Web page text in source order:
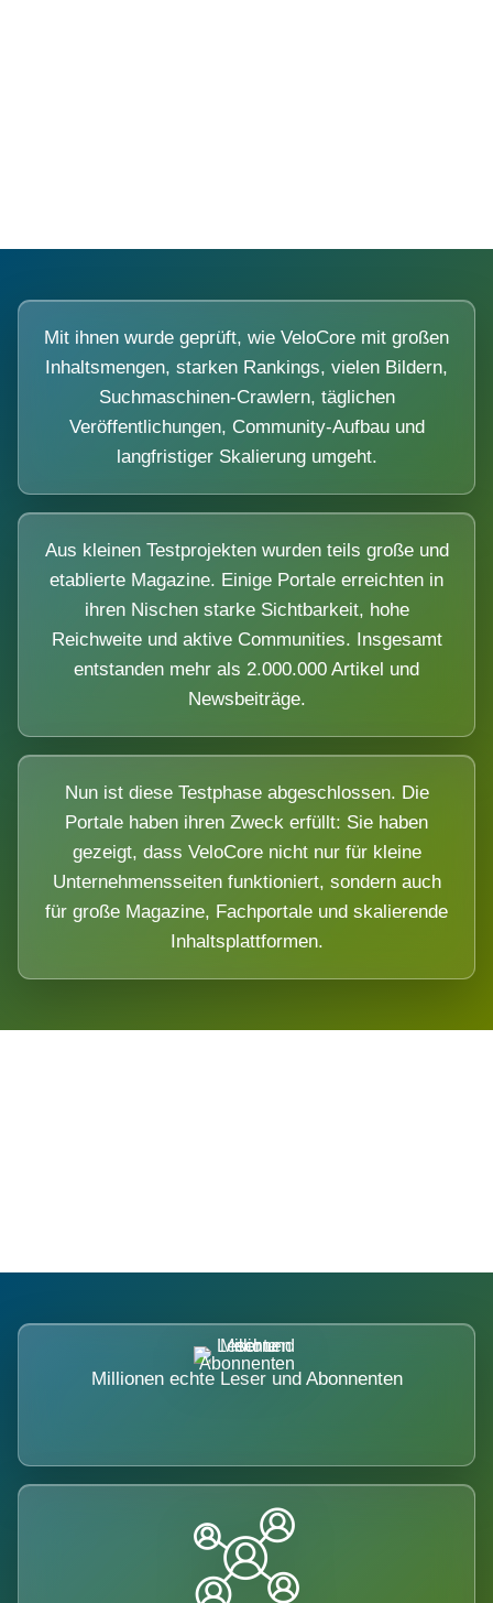
Mit ihnen wurde geprüft, wie VeloCore mit großen
Inhaltsmengen, starken Rankings, vielen Bildern,
Suchmaschinen-Crawlern, täglichen
Veröffentlichungen, Community-Aufbau und
langfristiger Skalierung umgeht.
Aus kleinen Testprojekten wurden teils große und
etablierte Magazine. Einige Portale erreichten in
ihren Nischen starke Sichtbarkeit, hohe
Reichweite und aktive Communities. Insgesamt
entstanden mehr als 2.000.000 Artikel und
Newsbeiträge.
Nun ist diese Testphase abgeschlossen. Die
Portale haben ihren Zweck erfüllt: Sie haben
gezeigt, dass VeloCore nicht nur für kleine
Unternehmensseiten funktioniert, sondern auch
für große Magazine, Fachportale und skalierende
Inhaltsplattformen.
Millionen echte Leser und Abonnenten